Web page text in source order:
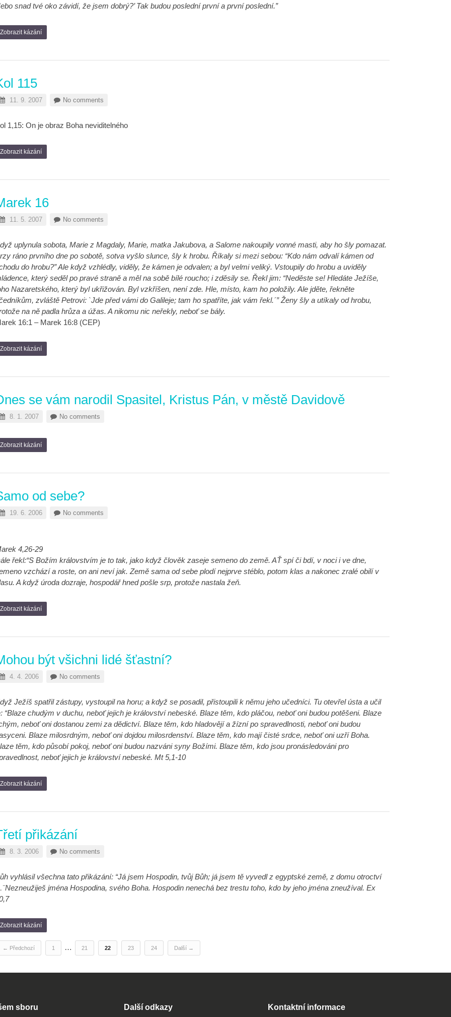
snad tvé oko závidí, že jsem dobrý?’ Tak budou poslední první a první poslední.”
Zobrazit kázání
115
11. 9. 2007 No comments
1,15: On je obraz Boha neviditelného
Zobrazit kázání
16
11. 5. 2007 No comments
uplynula sobota, Marie z Magdaly, Marie, matka Jakubova, a Salome nakoupily vonné masti, aby ho šly pomazat.
ráno prvního dne po sobotě, sotva vyšlo slunce, šly k hrobu. Říkaly si mezi sebou: “Kdo nám odvalí kámen od
do hrobu?” Ale když vzhlédly, viděly, že kámen je odvalen; a byl velmi veliký. Vstoupily do hrobu a uviděly
který seděl po pravé straně a měl na sobě bílé roucho; i zděsily se. Řekl jim: “Neděste se! Hledáte Ježíše,
Nazaretského, který byl ukřižován. Byl vzkříšen, není zde. Hle, místo, kam ho položily. Ale jděte, řekněte
zvláště Petrovi: `Jde před vámi do Galileje; tam ho spatříte, jak vám řekl.´” Ženy šly a utíkaly od hrobu,
na ně padla hrůza a úžas. A nikomu nic neřekly, neboť se bály.
16:1 – Marek 16:8 (CEP)
Zobrazit kázání
se vám narodil Spasitel, Kristus Pán, v městě Davidově
8. 1. 2007 No comments
Zobrazit kázání
od sebe?
19. 6. 2006 No comments
4,26-29
řekl:“S Božím královstvím je to tak, jako když člověk zaseje semeno do země. AŤ spí či bdí, v noci i ve dne,
vzchází a roste, on ani neví jak. Země sama od sebe plodí nejprve stéblo, potom klas a nakonec zralé obilí v
A když úroda dozraje, hospodář hned pošle srp, protože nastala žeň.
Zobrazit kázání
být všichni lidé šťastní?
4. 4. 2006 No comments
Ježíš spatřil zástupy, vystoupil na horu; a když se posadil, přistoupili k němu jeho učedníci. Tu otevřel ústa a učil
“Blaze chudým v duchu, neboť jejich je království nebeské. Blaze těm, kdo pláčou, neboť oni budou potěšeni. Blaze
neboť oni dostanou zemi za dědictví. Blaze těm, kdo hladovějí a žízní po spravedlnosti, neboť oni budou
Blaze milosrdným, neboť oni dojdou milosrdenství. Blaze těm, kdo mají čisté srdce, neboť oni uzří Boha.
těm, kdo působí pokoj, neboť oni budou nazváni syny Božími. Blaze těm, kdo jsou pronásledováni pro
neboť jejich je království nebeské. Mt 5,1-10
Zobrazit kázání
přikázání
8. 3. 2006 No comments
vyhlásil všechna tato přikázání: “Já jsem Hospodin, tvůj Bůh; já jsem tě vyvedl z egyptské země, z domu otroctví
jména Hospodina, svého Boha. Hospodin nenechá bez trestu toho, kdo by jeho jména zneužíval. Ex
Zobrazit kázání
← Předchozí 1 … 21 22 23 24 Další →
sboru Další odkazy Kontaktní informace